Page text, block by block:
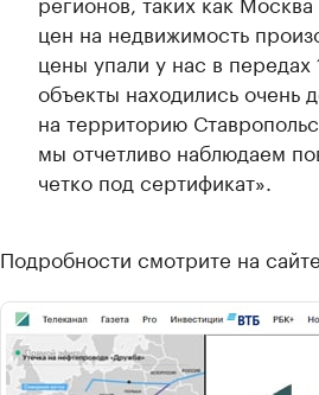
цен на недвижимость
цены упали у нас в
объекты находились очень
на территорию
мы отчетливо наблюдаем
четко под сертификат».
Подробности смотрите на